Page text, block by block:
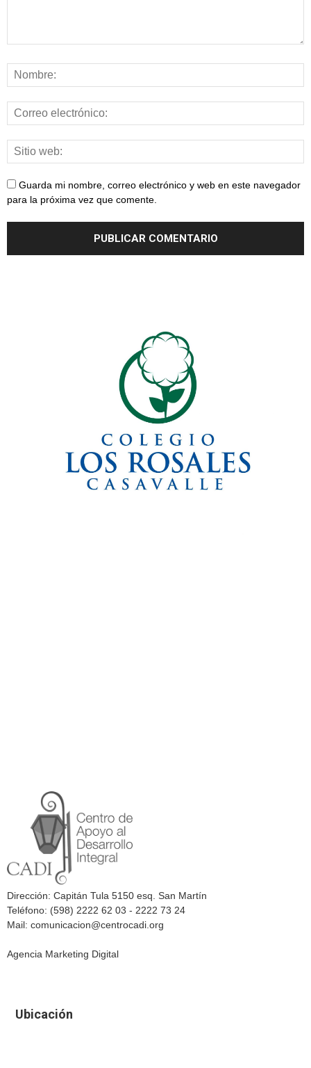
Guarda mi nombre, correo electrónico y web en este navegador
para la próxima vez que comente.
Dirección: Capitán Tula 5150 esq. San Martín
Teléfono: (598) 2222 62 03 - 2222 73 24
Mail: comunicacion@centrocadi.org
Agencia Marketing Digital
Ubicación